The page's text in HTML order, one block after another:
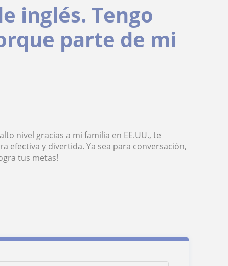
inglés. Tengo
parte de mi
nivel gracias a mi familia en EE.UU., te
efectiva y divertida. Ya sea para conversación,
tus metas!